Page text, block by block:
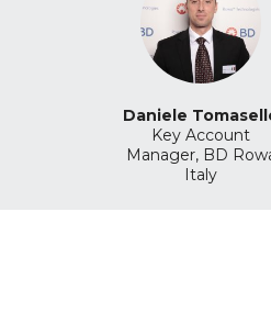
Daniele
Key Account
Manager, BD
Italy